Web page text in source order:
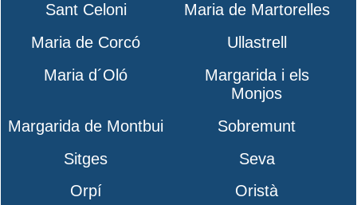
Sant Celoni
Maria de Martorelles
Maria de Corcó
Ullastrell
Maria d´Oló
Margarida i els
Monjos
Margarida de Montbui
Sobremunt
Sitges
Seva
Orpí
Oristà